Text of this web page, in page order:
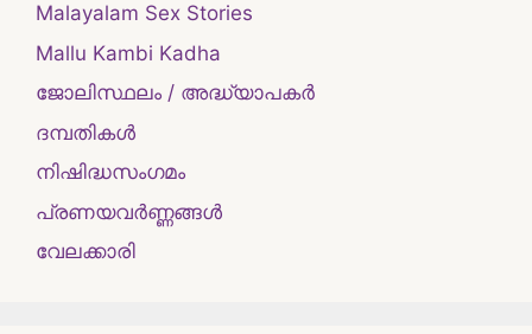
Malayalam Sex Stories
Mallu Kambi Kadha
ജോലിസ്ഥലം / അദ്ധ്യാപകർ
ദമ്പതികള്‍
നിഷിദ്ധസംഗമം
പ്രണയവർണ്ണങ്ങൾ
വേലക്കാരി